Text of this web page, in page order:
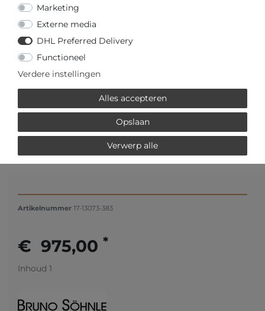
- : BRUNO SÖHNLE UHRENATELIER GLASHÜTTE/SA
- : Deployment Gesp
- : 10,00
Artikelnummer 17-13073-383
€ 975,00 *
Inhoud 1
Marketing
Externe media
DHL Preferred Delivery
Functioneel
Verdere instellingen
Alles accepteren
Opslaan
Verwerp alle